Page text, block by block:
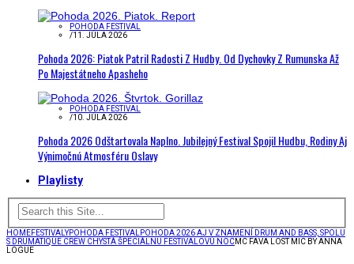
POHODA FESTIVAL
/11. JÚLA 2026
Pohoda 2026: Piatok Patril Radosti Z Hudby. Od Dychovky Z Rumunska Až
Po Majestátneho Apasheho
POHODA FESTIVAL
/10. JÚLA 2026
Pohoda 2026 Odštartovala Naplno. Jubilejný Festival Spojil Hudbu, Rodiny Aj
Výnimočnú Atmosféru Oslavy
Playlisty
HOMEFESTIVALYPOHODA FESTIVAL
POHODA 2026 AJ V ZNAMENÍ DRUM AND BASS, SPOLU
S DRUMATIQUE CREW CHYSTÁ ŠPECIÁLNU FESTIVALOVÚ NOCMC FAVA LOST MIC BY ANNA
LOGUE